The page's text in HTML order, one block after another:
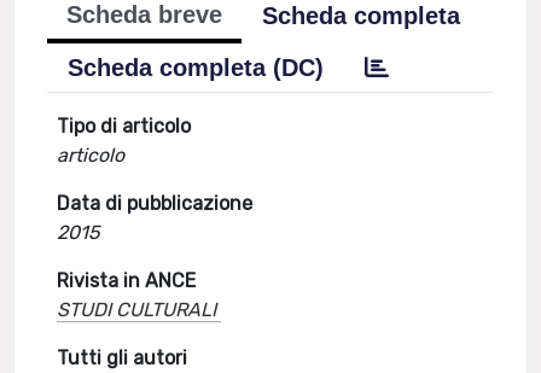
Scheda breve
Scheda completa
Scheda completa (DC)
Tipo di articolo
articolo
Data di pubblicazione
2015
Rivista in ANCE
STUDI CULTURALI
Tutti gli autori